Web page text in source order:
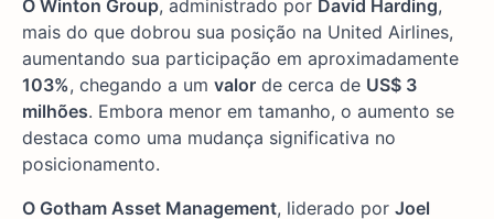
O Winton Group, administrado por David Harding,
mais do que dobrou sua posição na United Airlines,
aumentando sua participação em aproximadamente
103%, chegando a um valor de cerca de US$ 3
milhões. Embora menor em tamanho, o aumento se
destaca como uma mudança significativa no
posicionamento.
O Gotham Asset Management, liderado por Joel